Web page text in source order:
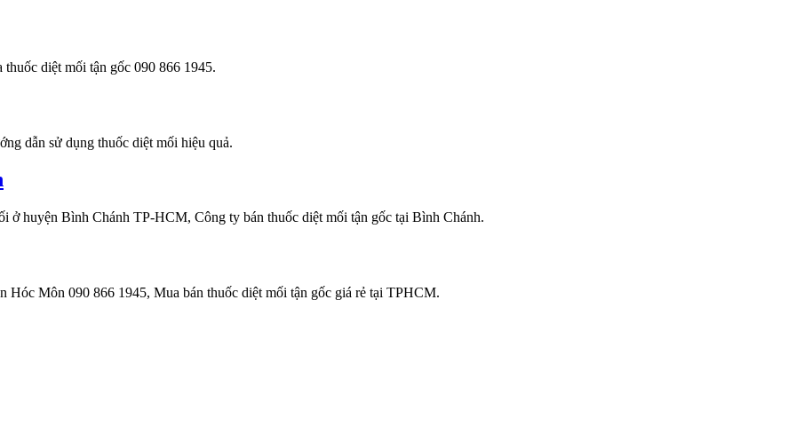
diệt mối tận gốc 090 866 1945.
dẫn sử dụng thuốc diệt mối hiệu quả.
ở huyện Bình Chánh TP-HCM, Công ty bán thuốc diệt mối tận gốc tại Bình Chánh.
Hóc Môn 090 866 1945, Mua bán thuốc diệt mối tận gốc giá rẻ tại TPHCM.